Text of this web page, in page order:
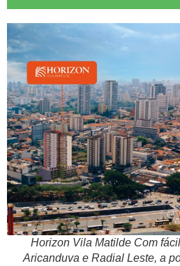
Horizon Vila Matilde Com
Aricanduva e Radial Leste, a